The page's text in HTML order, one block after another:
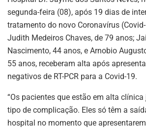
segunda-feira (08), após 19 dias de
tratamento do novo Coronavírus
Judith Medeiros Chaves, de 79 anos;
Nascimento, 44 anos, e Arnobio
55 anos, receberam alta após
negativos de RT-PCR para a Covid-19.
“Os pacientes que estão em alta
tipo de complicação. Eles só têm a
hospital no momento que